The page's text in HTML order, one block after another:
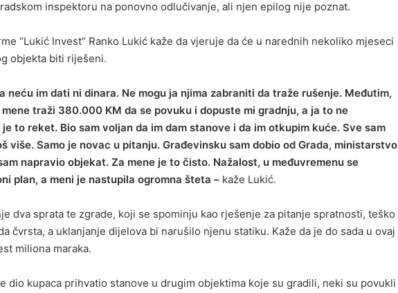
inspektoru na ponovno odlučivanje, ali njen epilog nije poznat.
“Lukić Invest” Ranko Lukić kaže da vjeruje da će u narednih nekoliko mjeseci
objekta biti riješeni.
neću im dati ni dinara. Ne mogu ja njima zabraniti da traže rušenje. Međutim,
traži 380.000 KM da se povuku i dopuste mi gradnju, a ja to ne
to reket. Bio sam voljan da im dam stanove i da im otkupim kuće. Sve sam
više. Samo je novac u pitanju. Građevinsku sam dobio od Grada, ministarstvo
napravio objekat. Za mene je to čisto. Nažalost, u međuvremenu se
plan, a meni je nastupila ogromna šteta – kaže Lukić.
dva sprata te zgrade, koji se spominju kao rješenje za pitanje spratnosti, teško
čvrsta, a uklanjanje dijelova bi narušilo njenu statiku. Kaže da je do sada u ovaj
miliona maraka.
dio kupaca prihvatio stanove u drugim objektima koje su gradili, neki su povukli